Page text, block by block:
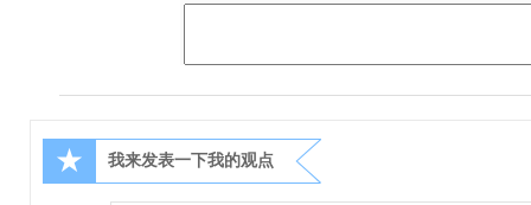
★ 我来发表一下我的观点